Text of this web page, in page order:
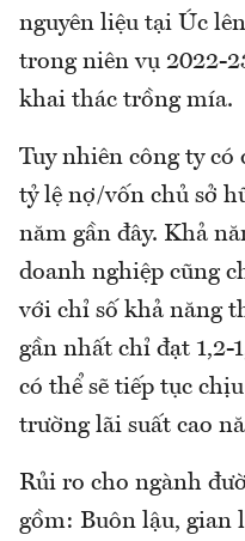
nguyên liệu tại Úc
trong niên vụ 2022-
khai thác trồng mía.
Tuy nhiên công ty
tỷ lệ nợ/vốn chủ sở
năm gần đây. Khả
doanh nghiệp cũng
với chỉ số khả năng
gần nhất chỉ đạt 1,2-
có thể sẽ tiếp tục
trường lãi suất cao
Rủi ro cho ngành
gồm: Buôn lậu, gian